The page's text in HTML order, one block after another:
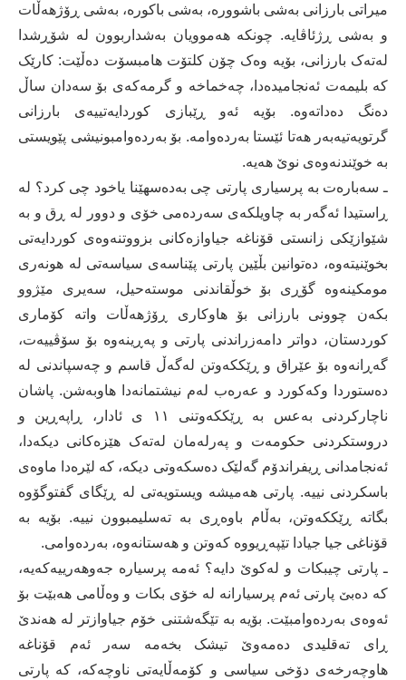
میراتی بارزانی بەشی باشوورە، بەشی باکورە، بەشی ڕۆژھەڵات
و بەشی ڕژئاڤایە. چونکە ھەموویان بەشداربوون لە شۆڕشدا
لەتەک بارزانی، بۆیە وەک چۆن کلتۆت ھامبسۆت دەڵێت: کارێک
کە بلیمەت ئەنجامیدەدا، چەخماخە و گرمەکەی بۆ سەدان ساڵ
دەنگ دەداتەوە. بۆیە ئەو ڕێبازی کوردایەتییەی بارزانی
گرتویەتیەبەر هەتا ئێستا بەردەوامە. بۆ بەردەوامبونیشی پێویستی
بە خوێندنەوەی نوێ ھەیە.
ـ سەبارەت بە پرسیاری پارتی چی بەدەسھێنا یاخود چی کرد؟ لە
ڕاستیدا ئەگەر بە چاویلکەی سەردەمی خۆی و دوور لە ڕق و بە
شێوازێکی زانستی قۆناغە جیاوازەکانی بزووتنەوەی کوردایەتی
بخوێنیتەوە، دەتوانین بڵێین پارتی پێناسەی سیاسەتی لە ھونەری
مومکینەوە گۆڕی بۆ خوڵقاندنی موستەحیل، سەیری مێژوو
بکەن چوونی بارزانی بۆ ھاوکاری ڕۆژھەڵات واتە کۆماری
کوردستان، دواتر دامەزراندنی پارتی و پەڕینەوە بۆ سۆڤییەت،
گەڕانەوە بۆ عێراق و ڕێککەوتن لەگەڵ قاسم و چەسپاندنی لە
دەستوردا وکەکورد و عەرەب لەم نیشتمانەدا ھاوبەشن. پاشان
ناچارکردنی بەعس بە ڕێککەوتنی ١١ ی ئادار، ڕاپەڕین و
دروستکردنی حکومەت و پەرلەمان لەتەک ھێزەکانی دیکەدا،
ئەنجامدانی ڕیفراندۆم گەلێک دەسکەوتی دیکە، کە لێرەدا ماوەی
باسکردنی نییە. پارتی ھەمیشە ویستویەتی لە ڕێگای گفتوگۆوە
بگاتە ڕێککەوتن، بەڵام باوەڕی بە تەسلیمبوون نییە. بۆیە بە
قۆناغی جیا جیادا تێپەڕیووە کەوتن و ھەستانەوە، بەردەوامی.
ـ پارتی چیبکات و لەکوێ دایە؟ ئەمە پرسیارە جەوھەرییەکەیە،
کە دەبێ پارتی ئەم پرسیارانە لە خۆی بکات و وەڵامی ھەبێت بۆ
ئەوەی بەردەوامبێت. بۆیە بە تێگەشتنی خۆم جیاوازتر لە ھەندێ
ڕای تەقلیدی دەمەوێ تیشک بخەمە سەر ئەم قۆناغە
ھاوچەرخەی دۆخی سیاسی و کۆمەڵایەتی ناوچەکە، کە پارتی